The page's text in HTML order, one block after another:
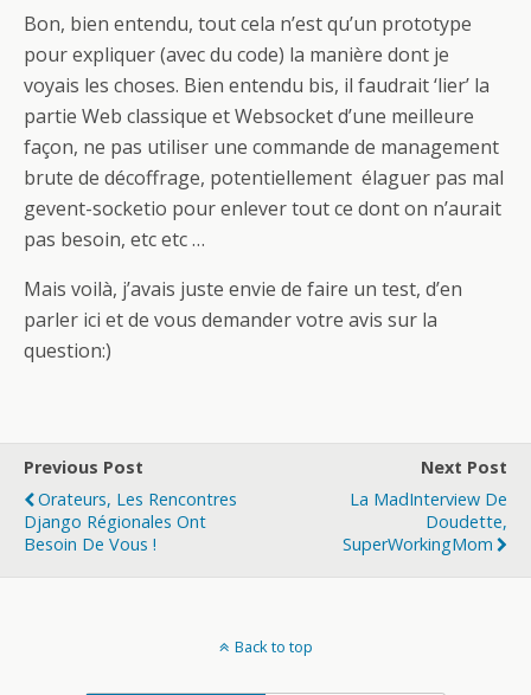
Bon, bien entendu, tout cela n’est qu’un prototype
pour expliquer (avec du code) la manière dont je
voyais les choses. Bien entendu bis, il faudrait ‘lier’ la
partie Web classique et Websocket d’une meilleure
façon, ne pas utiliser une commande de management
brute de décoffrage, potentiellement élaguer pas mal
gevent-socketio pour enlever tout ce dont on n’aurait
pas besoin, etc etc …
Mais voilà, j’avais juste envie de faire un test, d’en
parler ici et de vous demander votre avis sur la
question:)
Previous Post
Orateurs, Les Rencontres
Django Régionales Ont
Besoin De Vous !
Next Post
La MadInterview De
Doudette,
SuperWorkingMom
Back to top